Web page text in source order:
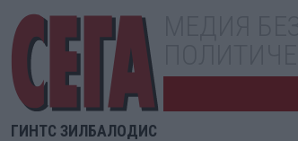
ГИНТС ЗИЛБАЛОДИС